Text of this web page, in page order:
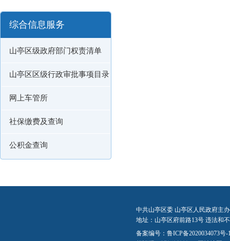
综合信息服务
山亭区级政府部门权责清单
山亭区区级行政审批事项目录
网上车管所
社保缴费及查询
公积金查询
中共山亭区委 山亭区人民政府主
地址：山亭区府前路13号 违法和
备案编号： 鲁ICP备2020034073号-